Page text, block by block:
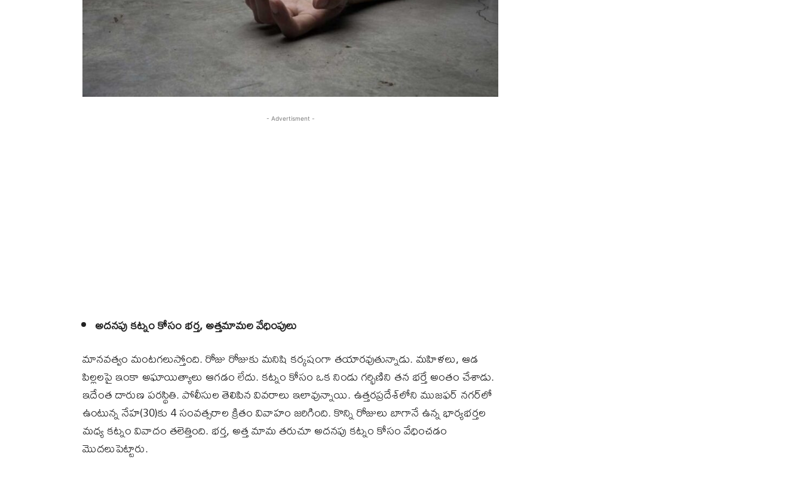
- Advertisment -
అదనపు కట్నం కోసం భర్త, అత్తమామల వేధింపులు
మానవత్వం మంటగలుస్తోంది. రోజు రోజుకు మనిషి కర్కషంగా తయారవుతున్నాడు. మహిళలు, ఆడ
పిల్లలపై ఇంకా అఘాయిత్యాలు ఆగడం లేదు. కట్నం కోసం ఒక నిండు గర్భిణిని తన భర్తే అంతం చేశాడు.
ఇదేంత దారుణ పరస్థితి. పోలీసుల తెలిపిన వివరాలు ఇలావున్నాయి. ఉత్తరప్రదేశ్‌లోని ముజఫర్‌ నగర్‌లో
ఉంటున్న నేహ(30)కు 4 సంవత్సరాల క్రితం వివాహం జరిగింది. కొన్ని రోజులు బాగానే ఉన్న భార్యభర్తల
మధ్య కట్నం వివాదం తలెత్తింది. భర్త, అత్త మామ తరుచూ అదనపు కట్నం కోసం వేధించడం
మొదలుపెట్టారు.